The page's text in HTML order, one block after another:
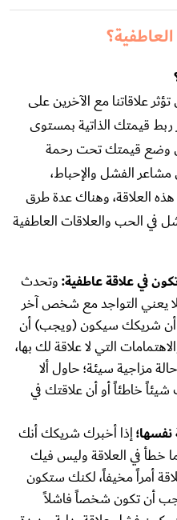
علاقاتنا مع الآخرين على
ربط قيمتك الذاتية بمستوى
وضع قيمتك تحت رحمة
الفشل والإحباط،
العلاقة، وهناك عدة طرق
في الحب والعلاقات العاطفية
في علاقة عاطفية:وتحدث
يعني التواجد مع شخص آخر
أن شريكك سيكون (ويجب) أن
التي لا علاقة لك بها،
مزاجية سيئة؛ حاول ألا
خاطئاً أو أن علاقتك في
إذا أخبرك شريكك أنك
خطأ في العلاقة وليس فيك
أمراً مخيفاً، لكنك ستكون
يجب أن تكون شخصاً فاشلاً